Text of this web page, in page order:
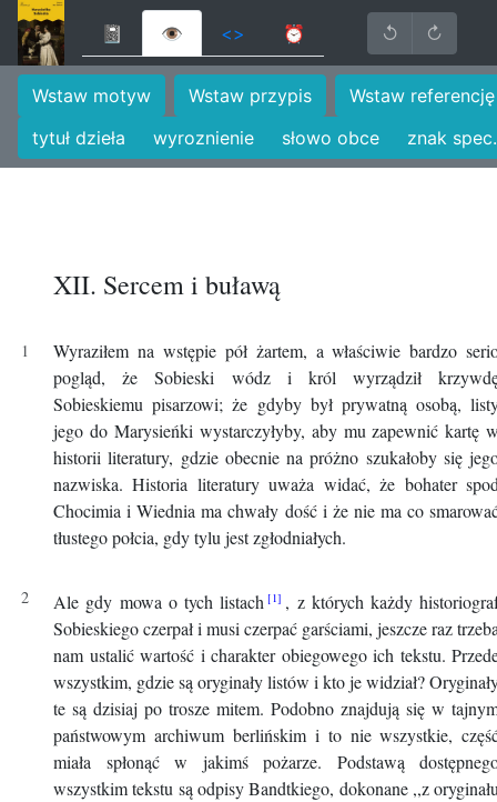
📓 👁 <> ⏰ ↺ ↻
Wstaw motyw Wstaw przypis
Wstaw referencję
tytuł dzieła
wyroznienie słowo obce znak spec.
XII. Sercem i buławą
Wyraziłem na wstępie pół żartem, a właściwie bardzo
pogląd, że Sobieski wódz i król wyrządził
Sobieskiemu pisarzowi; że gdyby był prywatną osobą,
jego do Marysieńki wystarczyłyby, aby mu zapewnić kartę
historii literatury, gdzie obecnie na próżno szukałoby się
nazwiska. Historia literatury uważa widać, że bohater
Chocimia i Wiednia ma chwały dość i że nie ma co
tłustego połcia, gdy tylu jest zgłodniałych.
Ale gdy mowa o tych listach
, z których każdy
Sobieskiego czerpał i musi czerpać garściami, jeszcze raz
nam ustalić wartość i charakter obiegowego ich tekstu.
wszystkim, gdzie są oryginały listów i kto je widział?
te są dzisiaj po trosze mitem. Podobno znajdują się w
państwowym archiwum berlińskim i to nie wszystkie,
miała spłonąć w jakimś pożarze. Podstawą
wszystkim tekstu są odpisy Bandtkiego, dokonane ,,z